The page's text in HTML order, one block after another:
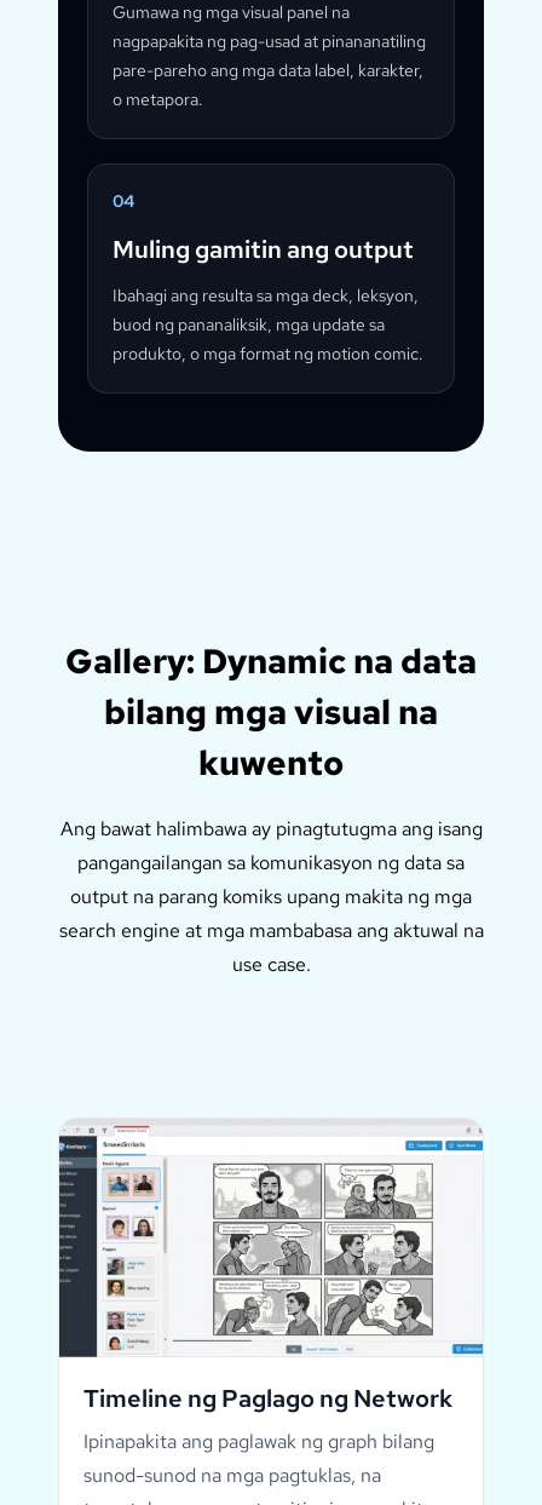
Gumawa ng mga visual panel na
nagpapakita ng pag-usad at pinananatiling
pare-pareho ang mga data label, karakter,
o metapora.
04
Muling gamitin ang output
Ibahagi ang resulta sa mga deck, leksyon,
buod ng pananaliksik, mga update sa
produkto, o mga format ng motion comic.
Gallery: Dynamic na data
bilang mga visual na
kuwento
Ang bawat halimbawa ay pinagtutugma ang isang
pangangailangan sa komunikasyon ng data sa
output na parang komiks upang makita ng mga
search engine at mga mambabasa ang aktuwal na
use case.
Timeline ng Paglago ng Network
Ipinapakita ang paglawak ng graph bilang
sunod-sunod na mga pagtuklas, na